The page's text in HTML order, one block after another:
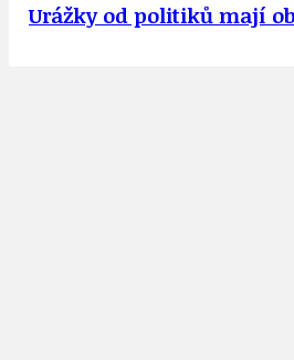
Urážky od politiků mají